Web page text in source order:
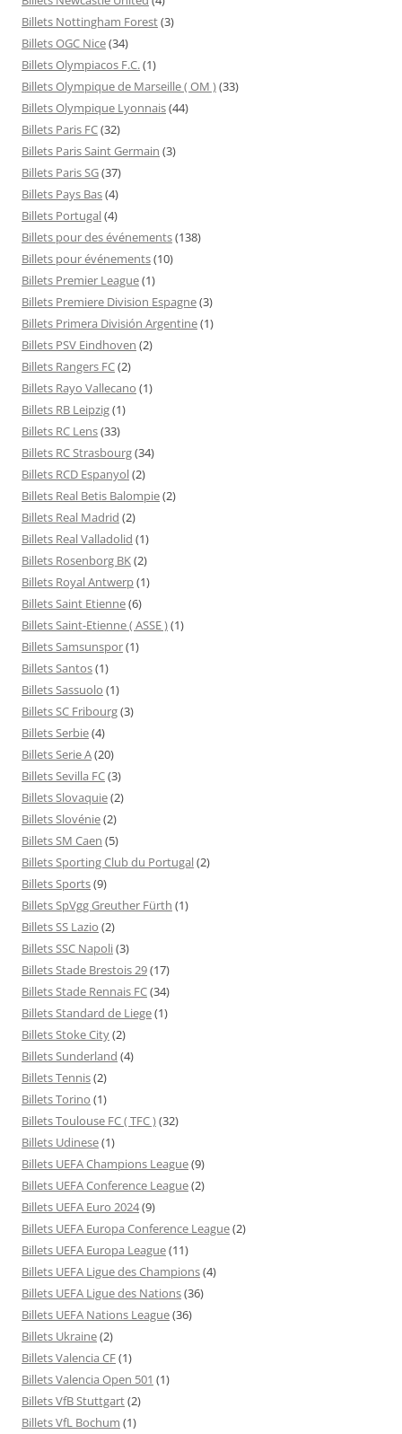
Billets Nottingham Forest(3)
Billets OGC Nice(34)
Billets Olympiacos F.C.(1)
Billets Olympique de Marseille ( OM )(33)
Billets Olympique Lyonnais(44)
Billets Paris FC(32)
Billets Paris Saint Germain (3)
Billets Paris SG(37)
Billets Pays Bas(4)
Billets Portugal(4)
Billets pour des événements(138)
Billets pour événements(10)
Billets Premier League(1)
Billets Premiere Division Espagne(3)
Billets Primera División Argentine(1)
Billets PSV Eindhoven (2)
Billets Rangers FC(2)
Billets Rayo Vallecano (1)
Billets RB Leipzig(1)
Billets RC Lens(33)
Billets RC Strasbourg(34)
Billets RCD Espanyol(2)
Billets Real Betis Balompie(2)
Billets Real Madrid (2)
Billets Real Valladolid (1)
Billets Rosenborg BK(2)
Billets Royal Antwerp(1)
Billets Saint Etienne(6)
Billets Saint-Etienne ( ASSE )(1)
Billets Samsunspor(1)
Billets Santos(1)
Billets Sassuolo (1)
Billets SC Fribourg(3)
Billets Serbie(4)
Billets Serie A(20)
Billets Sevilla FC(3)
Billets Slovaquie(2)
Billets Slovénie(2)
Billets SM Caen (5)
Billets Sporting Club du Portugal(2)
Billets Sports(9)
Billets SpVgg Greuther Fürth (1)
Billets SS Lazio (2)
Billets SSC Napoli(3)
Billets Stade Brestois 29(17)
Billets Stade Rennais FC(34)
Billets Standard de Liege(1)
Billets Stoke City(2)
Billets Sunderland (4)
Billets Tennis(2)
Billets Torino (1)
Billets Toulouse FC ( TFC )(32)
Billets Udinese(1)
Billets UEFA Champions League(9)
Billets UEFA Conference League(2)
Billets UEFA Euro 2024(9)
Billets UEFA Europa Conference League(2)
Billets UEFA Europa League(11)
Billets UEFA Ligue des Champions(4)
Billets UEFA Ligue des Nations(36)
Billets UEFA Nations League(36)
Billets Ukraine(2)
Billets Valencia CF(1)
Billets Valencia Open 501 (1)
Billets VfB Stuttgart(2)
Billets VfL Bochum (1)